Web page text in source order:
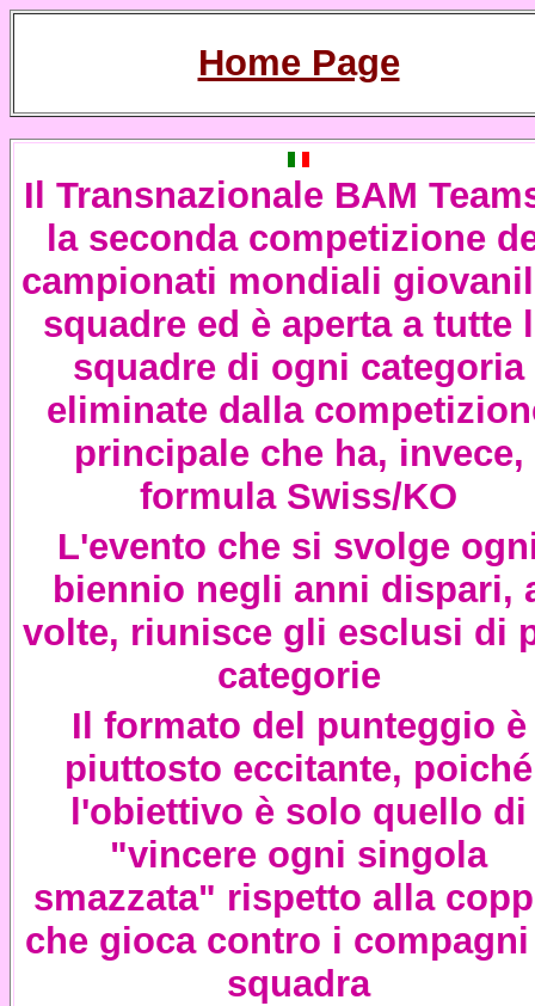
Home Page
Il TransnazionaleBAM
la seconda competizione
campionati mondiali
squadre ed è aperta a tutte
squadre di ogni categoria
eliminate dalla
principale che ha, invece,
formula Swiss/KO
L'evento che si svolge
biennio negli anni dispari,
volte, riunisce gli esclusi di
categorie
Il formato del punteggio è
piuttosto eccitante, poiché
l'obiettivo è solo quello di
"vincere ogni singola
smazzata" rispetto alla
che gioca contro i
squadra